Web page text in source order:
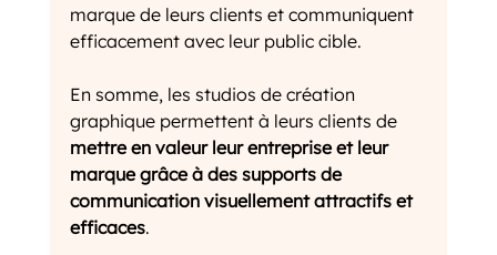
marque de leurs clients et communiquent
efficacement avec leur public cible.
En somme, les studios de création
graphique permettent à leurs clients de
mettre en valeur leur entreprise et leur
marque grâce à des supports de
communication visuellement attractifs et
efficaces.